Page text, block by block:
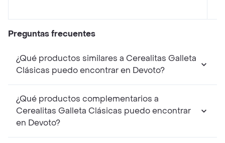
Preguntas frecuentes
¿Qué productos similares a Cerealitas Galleta
Clásicas puedo encontrar en Devoto?
¿Qué productos complementarios a
Cerealitas Galleta Clásicas puedo encontrar
en Devoto?